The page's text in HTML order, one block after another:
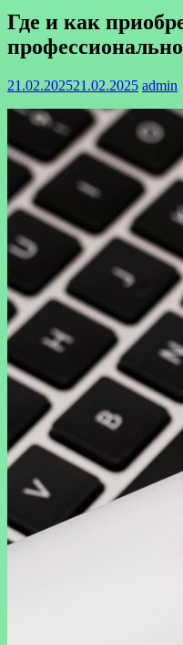
Где и как
21.02.202521.02.2025 admin